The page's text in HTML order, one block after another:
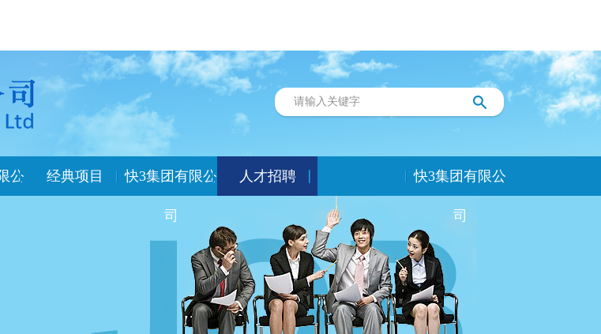
公 经典项目 快3集团有限公
司
人才招聘 快3集团有限公
司